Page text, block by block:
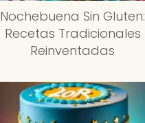
Nochebuena Sin Gluten:
Recetas Tradicionales
Reinventadas